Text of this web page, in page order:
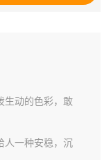
生动的色彩，敢
人一种安稳，沉